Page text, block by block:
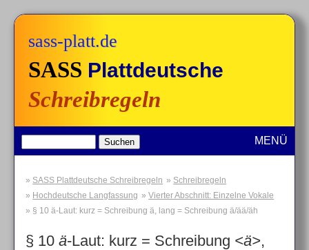
sass-platt.de
SASS Plattdeutsche
Schreibregeln
MENÜ
SASS Plattdeutsche Schreibregeln
Schreibregeln
Hochdeutsche Langfassung
Vierter Abschnitt: Einzelne Vokale
§ 10 ä-Laut: kurz = Schreibung ä, lang = Schreibung ä/ää/äh
§ 10ä-Laut: kurz = Schreibung <ä>,